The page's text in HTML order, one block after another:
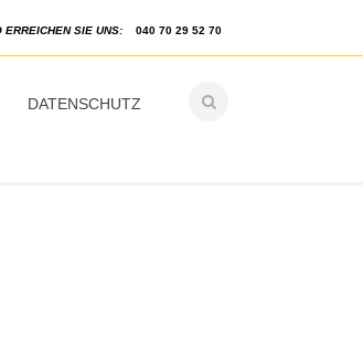
ERREICHEN SIE UNS: 040 70 29 52 70
DATENSCHUTZ